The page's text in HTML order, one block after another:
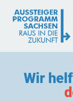
überspringen
Wir